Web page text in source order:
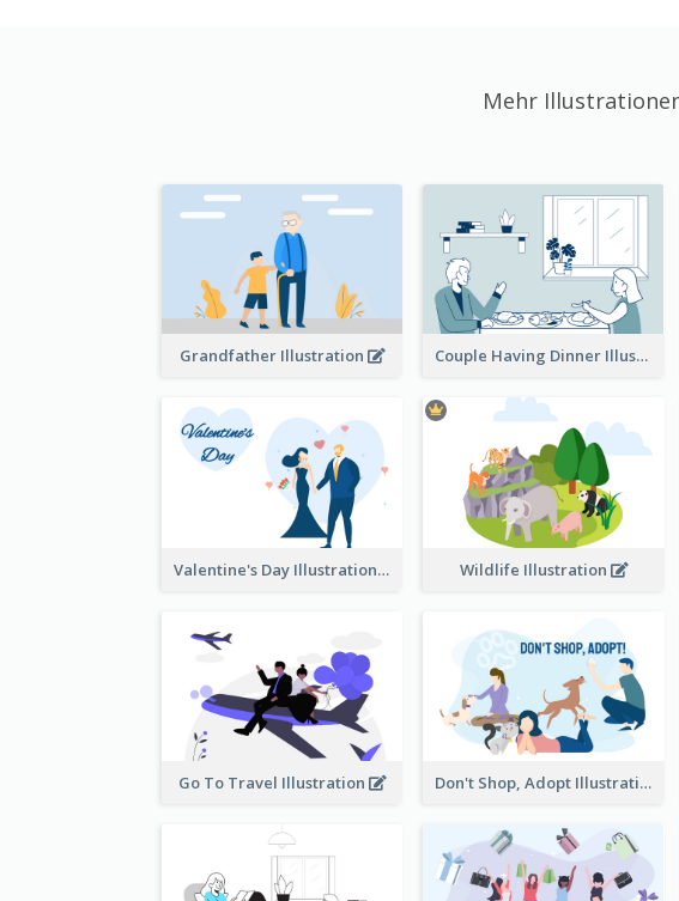
Mehr
Grandfather Illustration Couple Having Dinner Illustration
Valentine's Day Illustration Wildlife Illustration
Go To Travel Illustration Don't Shop, Adopt Illustration